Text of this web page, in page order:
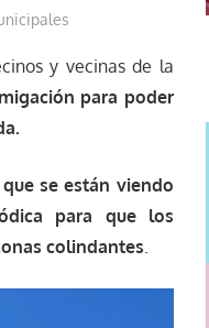
y vecinas de la
para poder
se están viendo
para que los
colindantes.